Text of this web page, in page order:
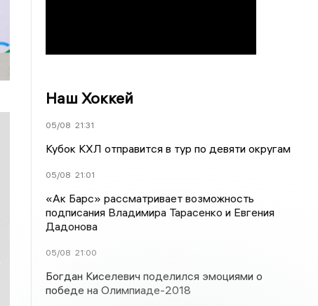
Наш Хоккей
05/08 21:31
Кубок КХЛ отправится в тур по девяти округам
05/08 21:01
«Ак Барс» рассматривает возможность
подписания Владимира Тарасенко и Евгения
Дадонова
05/08 21:00
Богдан Киселевич поделился эмоциями о
победе на Олимпиаде-2018